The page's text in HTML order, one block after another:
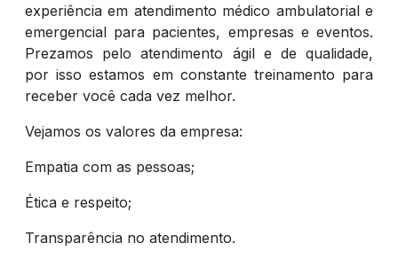
experiência em atendimento médico ambulatorial e
emergencial para pacientes, empresas e eventos.
Prezamos pelo atendimento ágil e de qualidade,
por isso estamos em constante treinamento para
receber você cada vez melhor.
Vejamos os valores da empresa:
Empatia com as pessoas;
Ética e respeito;
Transparência no atendimento.